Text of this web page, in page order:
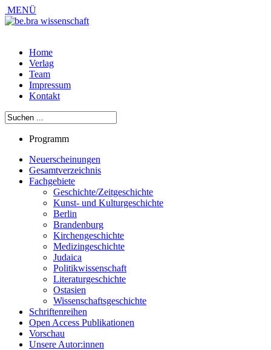
MENÜ
Home
Verlag
Team
Impressum
Kontakt
Programm
Neuerscheinungen
Gesamtverzeichnis
Fachgebiete
Geschichte/Zeitgeschichte
Kunst- und Kulturgeschichte
Berlin
Brandenburg
Kirchengeschichte
Medizingeschichte
Judaica
Politikwissenschaft
Literaturgeschichte
Ostasien
Wissenschaftsgeschichte
Schriftenreihen
Open Access Publikationen
Vorschau
Unsere Autor:innen